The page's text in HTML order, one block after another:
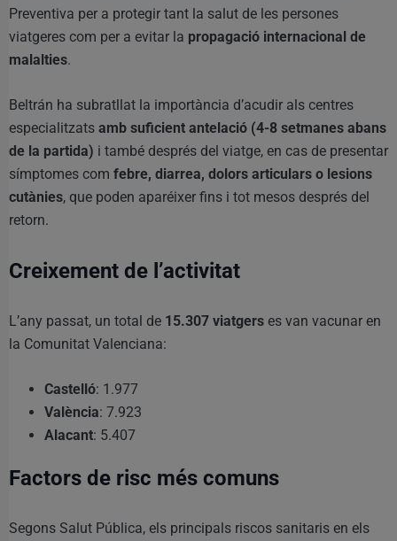
Preventiva per a protegir tant la salut de les persones
viatgeres com per a evitar la propagació internacional de
malalties.
Beltrán ha subratllat la importància d’acudir als centres
especialitzats amb suficient antelació (4-8 setmanes abans
de la partida) i també després del viatge, en cas de presentar
símptomes com febre, diarrea, dolors articulars o lesions
cutànies, que poden aparéixer fins i tot mesos després del
retorn.
Creixement de l’activitat
L’any passat, un total de 15.307 viatgers es van vacunar en
la Comunitat Valenciana:
Castelló: 1.977
València: 7.923
Alacant: 5.407
Factors de risc més comuns
Segons Salut Pública, els principals riscos sanitaris en els